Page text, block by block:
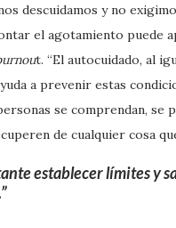
descuidamos y no
el agotamiento puede
t. “El autocuidado, al
a prevenir estas
se comprendan, se
de cualquier cosa
establecer límites y